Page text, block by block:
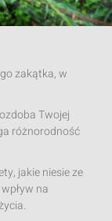
zakątka, w
Twojej
różnorodność
jakie niesie ze
na